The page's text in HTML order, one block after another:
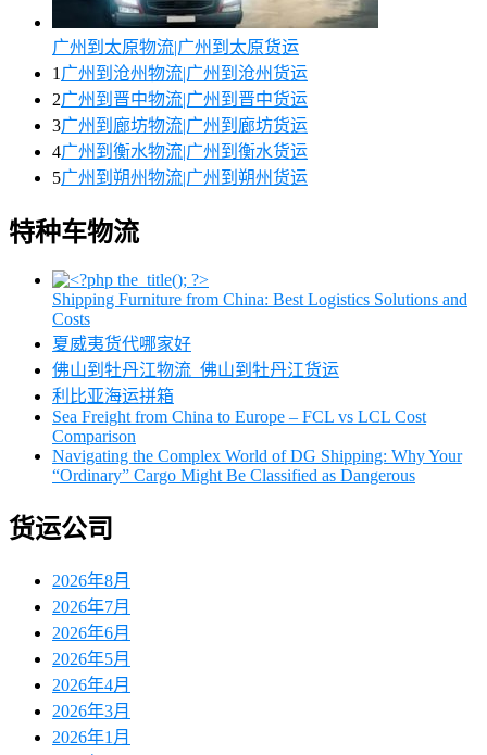
广州到太原物流|广州到太原货运
1 广州到沧州物流|广州到沧州货运
2广州到晋中物流|广州到晋中货运
3广州到廊坊物流|广州到廊坊货运
4广州到衡水物流|广州到衡水货运
5广州到朔州物流|广州到朔州货运
特种车物流
Shipping Furniture from China: Best Logistics Solutions and
Costs
夏威夷货代哪家好
佛山到牡丹江物流_佛山到牡丹江货运
利比亚海运拼箱
Sea Freight from China to Europe – FCL vs LCL Cost
Comparison
Navigating the Complex World of DG Shipping: Why Your
“Ordinary” Cargo Might Be Classified as Dangerous
货运公司
2026年8月
2026年7月
2026年6月
2026年5月
2026年4月
2026年3月
2026年1月